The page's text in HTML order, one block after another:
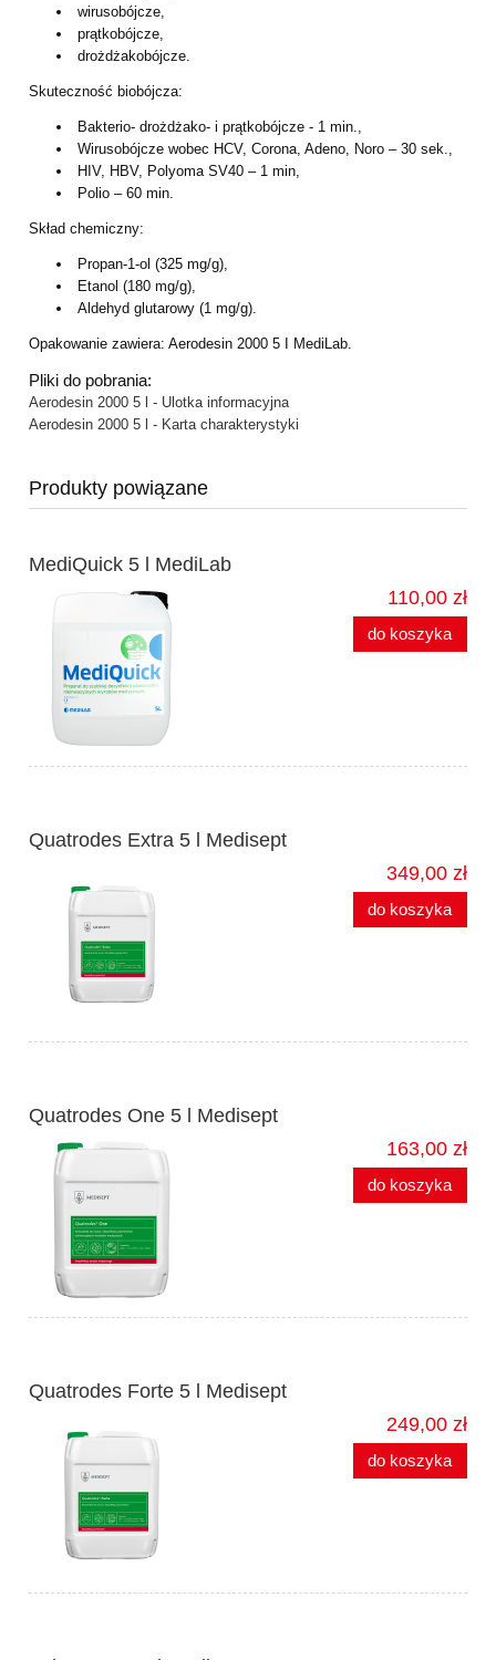
wirusobójcze,
prątkobójcze,
drożdżakobójcze.
Skuteczność biobójcza:
Bakterio- drożdżako- i prątkobójcze - 1 min.,
Wirusobójcze wobec HCV, Corona, Adeno, Noro – 30 sek.,
HIV, HBV, Polyoma SV40 – 1 min,
Polio – 60 min.
Skład chemiczny:
Propan-1-ol (325 mg/g),
Etanol (180 mg/g),
Aldehyd glutarowy (1 mg/g).
Opakowanie zawiera: Aerodesin 2000 5 I MediLab.
Pliki do pobrania:
Aerodesin 2000 5 l - Ulotka informacyjna
Aerodesin 2000 5 l - Karta charakterystyki
Produkty powiązane
MediQuick 5 l MediLab
110,00 zł
do koszyka
Quatrodes Extra 5 l Medisept
349,00 zł
do koszyka
Quatrodes One 5 l Medisept
163,00 zł
do koszyka
Quatrodes Forte 5 l Medisept
249,00 zł
do koszyka